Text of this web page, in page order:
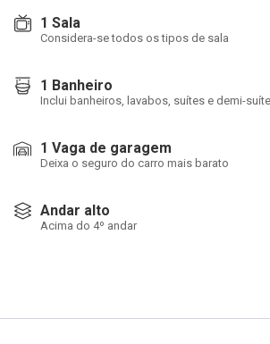
1 Sala
Considera-se todos os tipos de sala
1 Banheiro
Inclui banheiros, lavabos, suítes e demi-
1 Vaga de garagem
Deixa o seguro do carro mais barato
Andar alto
Acima do 4º andar